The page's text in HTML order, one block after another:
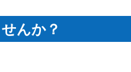
んか？